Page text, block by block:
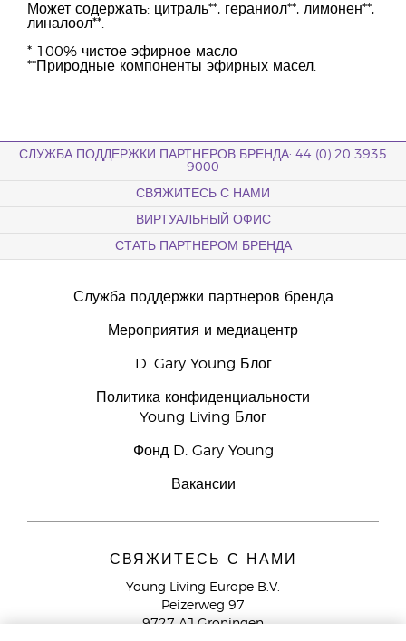
Может содержать: цитраль**, гераниол**, лимонен**,
линалоол**.
* 100% чистое эфирное масло
**Природные компоненты эфирных масел.
СЛУЖБА ПОДДЕРЖКИ ПАРТНЕРОВ БРЕНДА: 44 (0) 20 3935
9000
СВЯЖИТЕСЬ С НАМИ
ВИРТУАЛЬНЫЙ ОФИС
СТАТЬ ПАРТНЕРОМ БРЕНДА
Служба поддержки партнеров бренда
Мероприятия и медиацентр
D. Gary Young Блог
Политика конфиденциальности
Young Living Блог
Фонд D. Gary Young
Вакансии
СВЯЖИТЕСЬ С НАМИ
Young Living Europe B.V.
Peizerweg 97
9727 AJ Groningen